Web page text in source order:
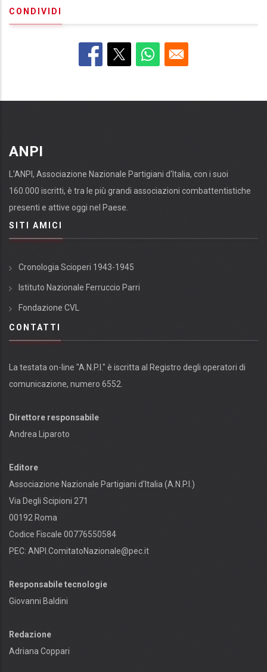
CONDIVIDI
ANPI
L'ANPI, Associazione Nazionale Partigiani d'Italia, con i suoi
160.000 iscritti, è tra le più grandi associazioni combattentistiche
presenti e attive oggi nel Paese.
SITI AMICI
Cronologia Scioperi 1943-1945
Istituto Nazionale Ferruccio Parri
Fondazione CVL
CONTATTI
La testata on-line "A.N.P.I." è iscritta al Registro degli operatori di
comunicazione, numero 6552.
Direttore responsabile
Andrea Liparoto
Editore
Associazione Nazionale Partigiani d'Italia (A.N.P.I.)
Via Degli Scipioni 271
00192 Roma
Codice Fiscale 00776550584
PEC: ANPI.ComitatoNazionale@pec.it
Responsabile tecnologie
Giovanni Baldini
Redazione
Adriana Coppari